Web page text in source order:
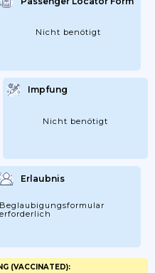
Nicht benötigt
Impfung
Nicht benötigt
Erlaubnis
Beglaubigungsformular
erforderlich
(VACCINATED):